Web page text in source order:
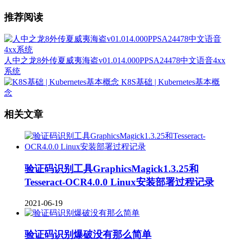
推荐阅读
人中之龙8外传夏威夷海盗v01.014.000PPSA24478中文语音4xx
系统
K8S基础 | Kubernetes基本概
念
相关文章
验证码识别工具GraphicsMagick1.3.25和
Tesseract-OCR4.0.0 Linux安装部署过程记录
2021-06-19
验证码识别爆破没有那么简单